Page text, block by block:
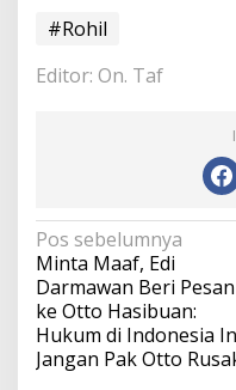
#Rohil
Editor: On. Taf
N
a
v
i
g
a
s
Pos sebelumnya
Minta Maaf, Edi
Darmawan Beri Pesan
ke Otto Hasibuan:
Hukum di Indonesia
Jangan Pak Otto